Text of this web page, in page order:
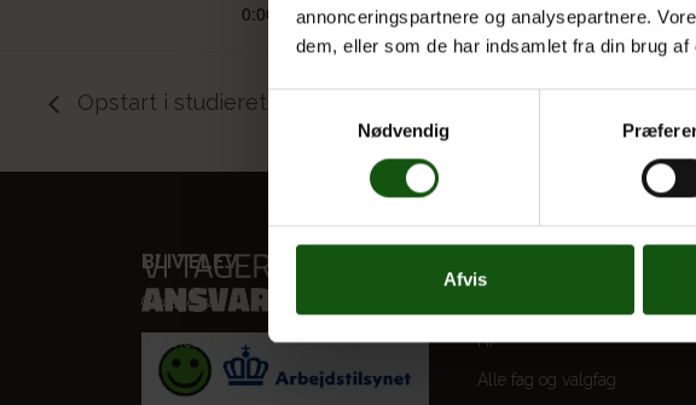
annonceringspartnere og analysepartnere.
dem, eller som de har indsamlet fra din brug af
Nødvendig
Afvis
0:00
Opstart i studieretningsklasse (1g)
BLIV ELEV
Optagelse
Til forældre
HF
Alle fag og valgfag